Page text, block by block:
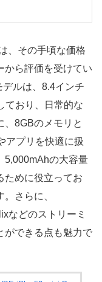
、その手頃な価格
から評価を受けてい
ルは、8.4インチ
ており、日常的な
、8GBのメモリと
アプリを快適に扱
5,000mAhの大容量
ために役立ってお
さらに、
などのストリーミ
ができる点も魅力で